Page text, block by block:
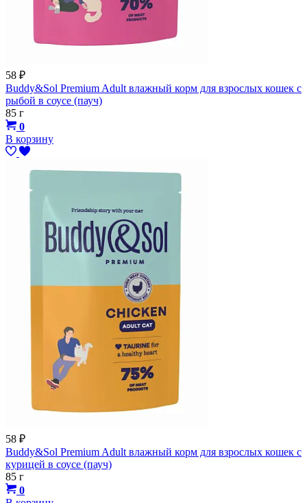
58 ₽
Buddy&Sol Premium Adult влажный корм для взрослых кошек с
рыбой в соусе (пауч)
85 г
0
В корзину
58 ₽
Buddy&Sol Premium Adult влажный корм для взрослых кошек с
курицей в соусе (пауч)
85 г
0